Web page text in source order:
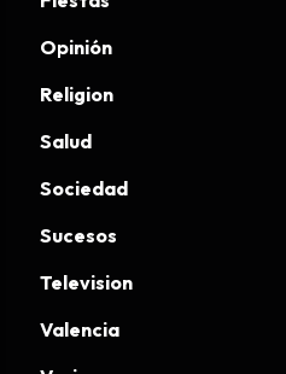
Opinión
Religion
Salud
Sociedad
Sucesos
Television
Valencia